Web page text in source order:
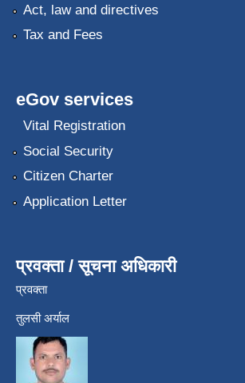
Act, law and directives
Tax and Fees
eGov services
Vital Registration
Social Security
Citizen Charter
Application Letter
प्रवक्ता / सूचना अधिकारी
प्रवक्ता
तुलसी अर्याल